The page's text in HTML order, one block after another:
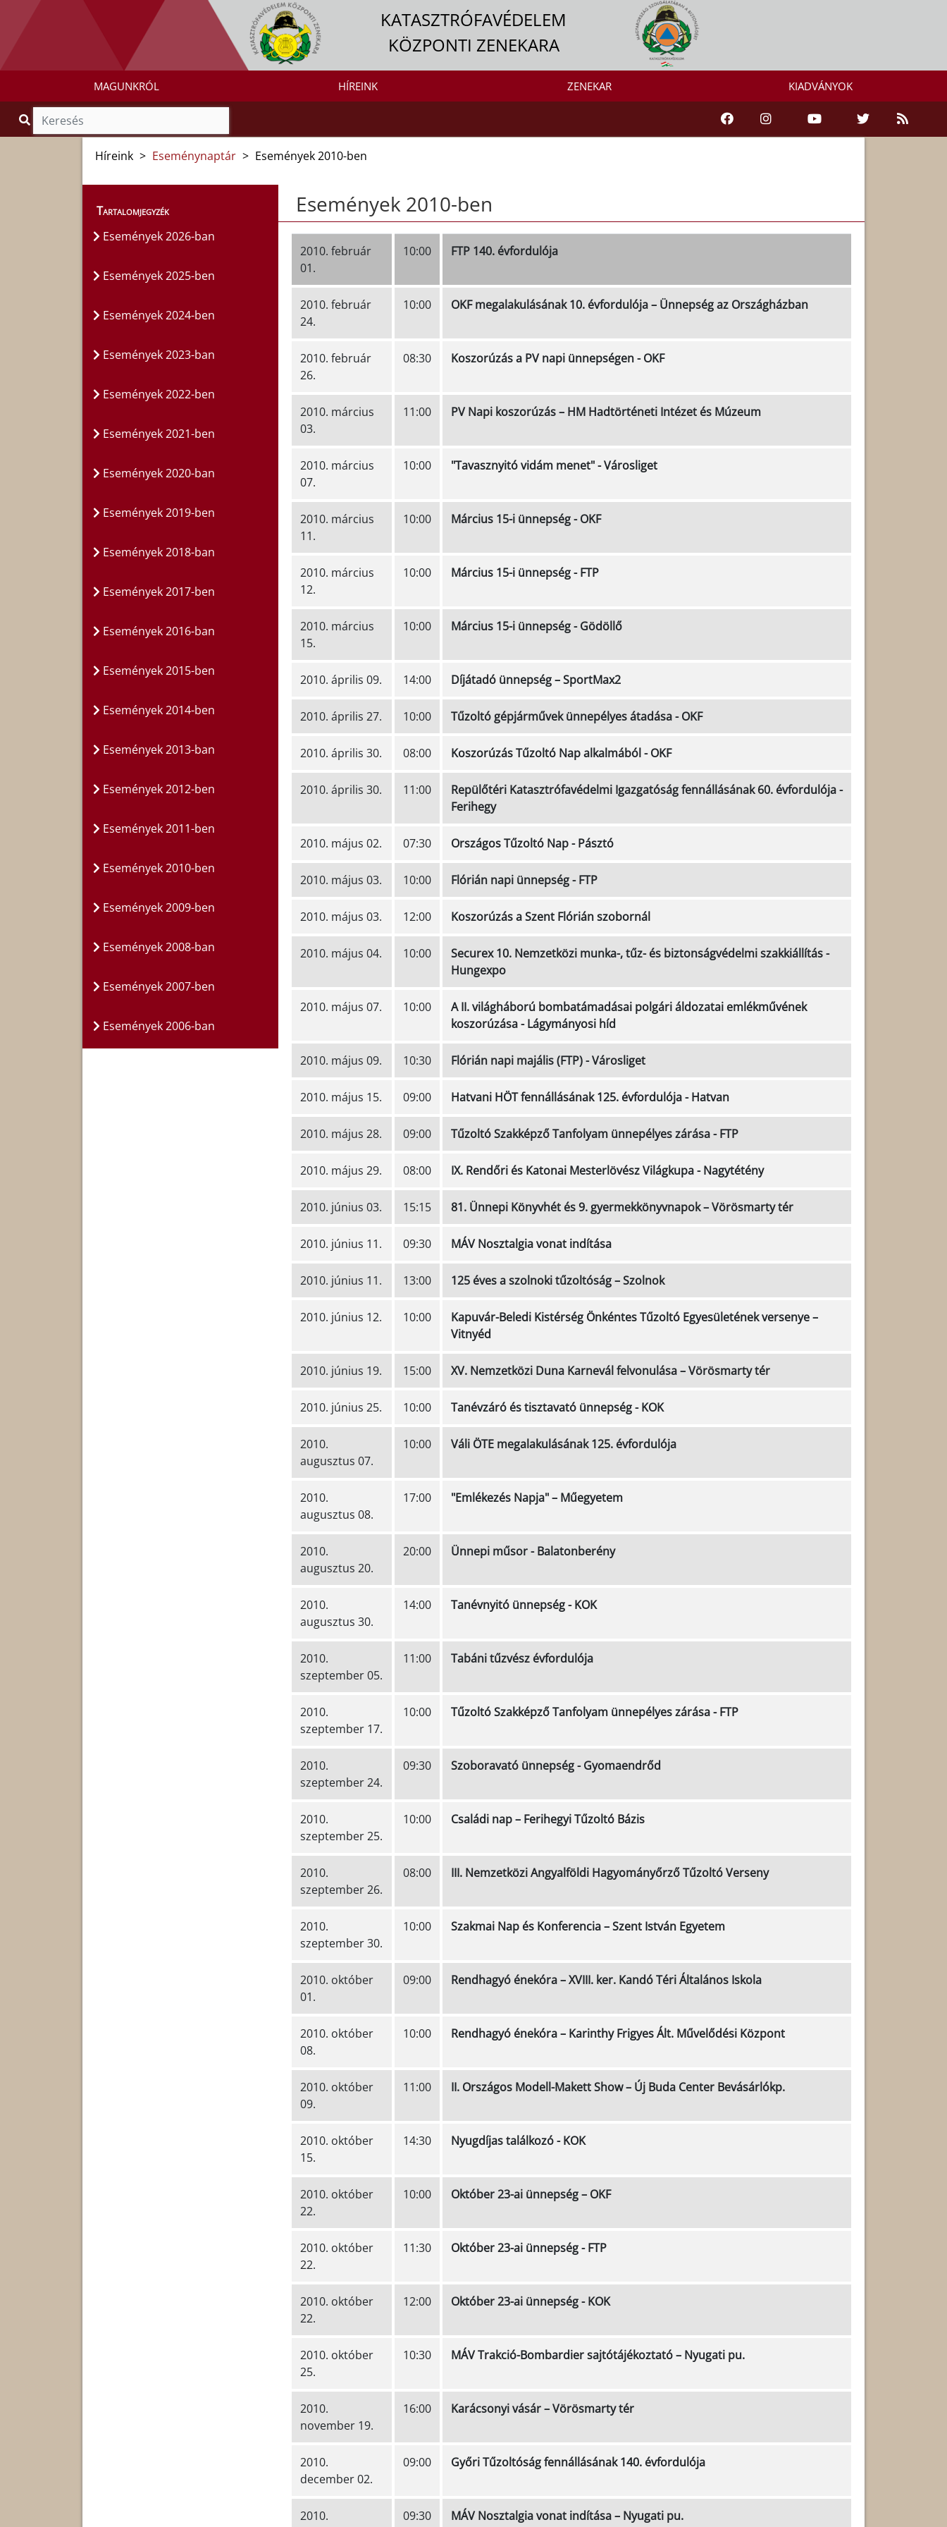
KATASZTRÓFAVÉDELEM
KÖZPONTI ZENEKARA
MAGUNKRÓL HÍREINK ZENEKAR KIADVÁNYOK
Híreink > Eseménynaptár > Események 2010-ben
Tartalomjegyzék
Események 2026-ban
Események 2025-ben
Események 2024-ben
Események 2023-ban
Események 2022-ben
Események 2021-ben
Események 2020-ban
Események 2019-ben
Események 2018-ban
Események 2017-ben
Események 2016-ban
Események 2015-ben
Események 2014-ben
Események 2013-ban
Események 2012-ben
Események 2011-ben
Események 2010-ben
Események 2009-ben
Események 2008-ban
Események 2007-ben
Események 2006-ban
Események 2010-ben
2010. február
01.
10:00 FTP 140. évfordulója
2010. február
24.
10:00 OKF megalakulásának 10. évfordulója – Ünnepség az Országházban
2010. február
26.
08:30 Koszorúzás a PV napi ünnepségen - OKF
2010. március
03.
11:00 PV Napi koszorúzás – HM Hadtörténeti Intézet és Múzeum
2010. március
07.
10:00 "Tavasznyitó vidám menet" - Városliget
2010. március
11.
10:00 Március 15-i ünnepség - OKF
2010. március
12.
10:00 Március 15-i ünnepség - FTP
2010. március
15.
10:00 Március 15-i ünnepség - Gödöllő
2010. április 09. 14:00 Díjátadó ünnepség – SportMax2
2010. április 27. 10:00 Tűzoltó gépjárművek ünnepélyes átadása - OKF
2010. április 30. 08:00 Koszorúzás Tűzoltó Nap alkalmából - OKF
2010. április 30. 11:00
Repülőtéri Katasztrófavédelmi Igazgatóság fennállásának 60. évfordulója -
Ferihegy
2010. május 02. 07:30 Országos Tűzoltó Nap - Pásztó
2010. május 03. 10:00 Flórián napi ünnepség - FTP
2010. május 03. 12:00 Koszorúzás a Szent Flórián szobornál
2010. május 04. 10:00
Securex 10. Nemzetközi munka-, tűz- és biztonságvédelmi szakkiállítás -
Hungexpo
2010. május 07. 10:00
A II. világháború bombatámadásai polgári áldozatai emlékművének
koszorúzása - Lágymányosi híd
2010. május 09. 10:30 Flórián napi majális (FTP) - Városliget
2010. május 15. 09:00 Hatvani HÖT fennállásának 125. évfordulója - Hatvan
2010. május 28. 09:00 Tűzoltó Szakképző Tanfolyam ünnepélyes zárása - FTP
2010. május 29. 08:00 IX. Rendőri és Katonai Mesterlövész Világkupa - Nagytétény
2010. június 03. 15:15 81. Ünnepi Könyvhét és 9. gyermekkönyvnapok – Vörösmarty tér
2010. június 11. 09:30 MÁV Nosztalgia vonat indítása
2010. június 11. 13:00 125 éves a szolnoki tűzoltóság – Szolnok
2010. június 12. 10:00
Kapuvár-Beledi Kistérség Önkéntes Tűzoltó Egyesületének versenye –
Vitnyéd
2010. június 19. 15:00 XV. Nemzetközi Duna Karnevál felvonulása – Vörösmarty tér
2010. június 25. 10:00 Tanévzáró és tisztavató ünnepség - KOK
2010.
augusztus 07.
10:00 Váli ÖTE megalakulásának 125. évfordulója
2010.
augusztus 08.
17:00 "Emlékezés Napja" – Műegyetem
2010.
augusztus 20.
20:00 Ünnepi műsor - Balatonberény
2010.
augusztus 30.
14:00 Tanévnyitó ünnepség - KOK
2010.
szeptember 05.
11:00 Tabáni tűzvész évfordulója
2010.
szeptember 17.
10:00 Tűzoltó Szakképző Tanfolyam ünnepélyes zárása - FTP
2010.
szeptember 24.
09:30 Szoboravató ünnepség - Gyomaendrőd
2010.
szeptember 25.
10:00 Családi nap – Ferihegyi Tűzoltó Bázis
2010.
szeptember 26.
08:00 III. Nemzetközi Angyalföldi Hagyományőrző Tűzoltó Verseny
2010.
szeptember 30.
10:00 Szakmai Nap és Konferencia – Szent István Egyetem
2010. október
01.
09:00 Rendhagyó énekóra – XVIII. ker. Kandó Téri Általános Iskola
2010. október
08.
10:00 Rendhagyó énekóra – Karinthy Frigyes Ált. Művelődési Központ
2010. október
09.
11:00 II. Országos Modell-Makett Show – Új Buda Center Bevásárlókp.
2010. október
15.
14:30 Nyugdíjas találkozó - KOK
2010. október
22.
10:00 Október 23-ai ünnepség – OKF
2010. október
22.
11:30 Október 23-ai ünnepség - FTP
2010. október
22.
12:00 Október 23-ai ünnepség - KOK
2010. október
25.
10:30 MÁV Trakció-Bombardier sajtótájékoztató – Nyugati pu.
2010.
november 19.
16:00 Karácsonyi vásár – Vörösmarty tér
2010.
december 02.
09:00 Győri Tűzoltóság fennállásának 140. évfordulója
2010.
09:30 MÁV Nosztalgia vonat indítása – Nyugati pu.